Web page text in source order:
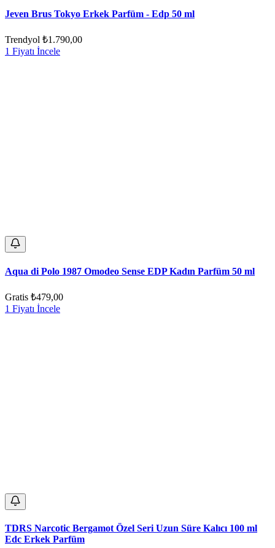
Jeven Brus Tokyo Erkek Parfüm - Edp 50 ml
Trendyol ₺1.790,00
1 Fiyatı İncele
Aqua di Polo 1987 Omodeo Sense EDP Kadın Parfüm 50 ml
Gratis ₺479,00
1 Fiyatı İncele
TDRS Narcotic Bergamot Özel Seri Uzun Süre Kalıcı 100 ml
Edc Erkek Parfüm